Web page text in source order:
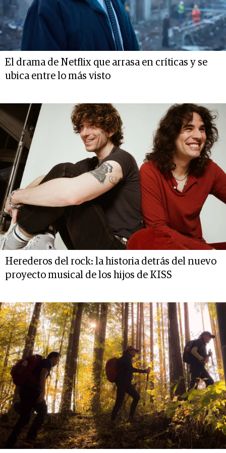
El drama de Netflix que arrasa en críticas y se
ubica entre lo más visto
Herederos del rock: la historia detrás del nuevo
proyecto musical de los hijos de KISS